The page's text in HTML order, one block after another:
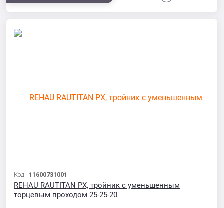
Код: 11600731001
REHAU RAUTITAN PX, тройник с уменьшенным
торцевым проходом 25-25-20